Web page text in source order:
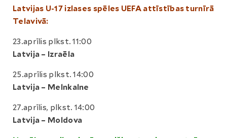
Latvijas U-17 izlases spēles UEFA attīstības turnīrā
Telavivā:
23.aprīlis plkst. 11:00
Latvija – Izraēla
25.aprīlis plkst. 14:00
Latvija – Melnkalne
27.aprīlis, plkst. 14:00
Latvija – Moldova